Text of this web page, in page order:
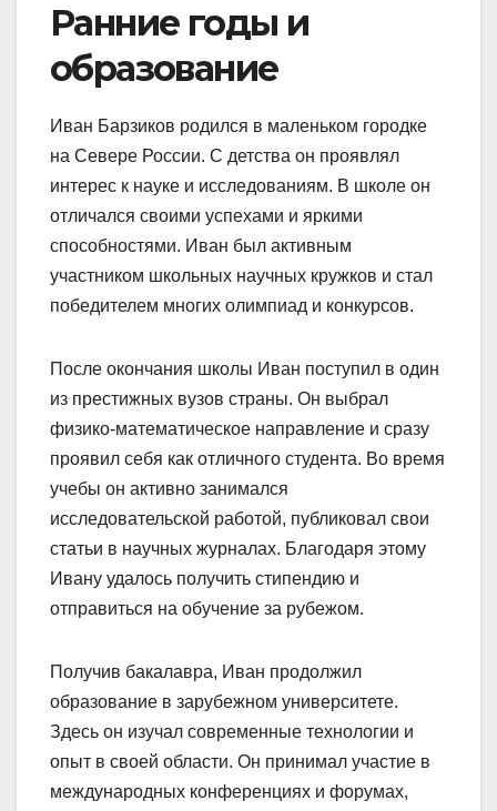
Ранние годы и
образование
Иван Барзиков родился в маленьком городке
на Севере России. С детства он проявлял
интерес к науке и исследованиям. В школе он
отличался своими успехами и яркими
способностями. Иван был активным
участником школьных научных кружков и стал
победителем многих олимпиад и конкурсов.
После окончания школы Иван поступил в один
из престижных вузов страны. Он выбрал
физико-математическое направление и сразу
проявил себя как отличного студента. Во время
учебы он активно занимался
исследовательской работой, публиковал свои
статьи в научных журналах. Благодаря этому
Ивану удалось получить стипендию и
отправиться на обучение за рубежом.
Получив бакалавра, Иван продолжил
образование в зарубежном университете.
Здесь он изучал современные технологии и
опыт в своей области. Он принимал участие в
международных конференциях и форумах,